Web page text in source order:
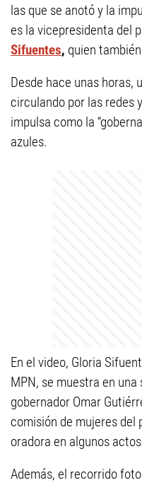
las que se anotó y la
es la vicepresidenta del
Sifuentes, quien
Desde hace unas horas,
circulando por las redes
impulsa como la
azules.
En el video, Gloria
MPN, se muestra en
gobernador Omar
comisión de mujeres
oradora en algunos
Además, el recorrido